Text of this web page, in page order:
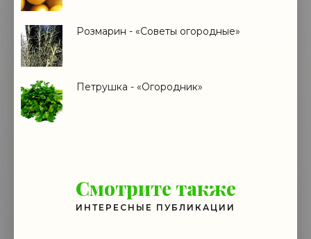
Розмарин - «Советы огородные»
Петрушка - «Огородник»
Смотрите также
ИНТЕРЕСНЫЕ ПУБЛИКАЦИИ